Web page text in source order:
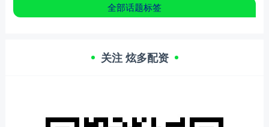
全部话题标签
关注 炫多配资